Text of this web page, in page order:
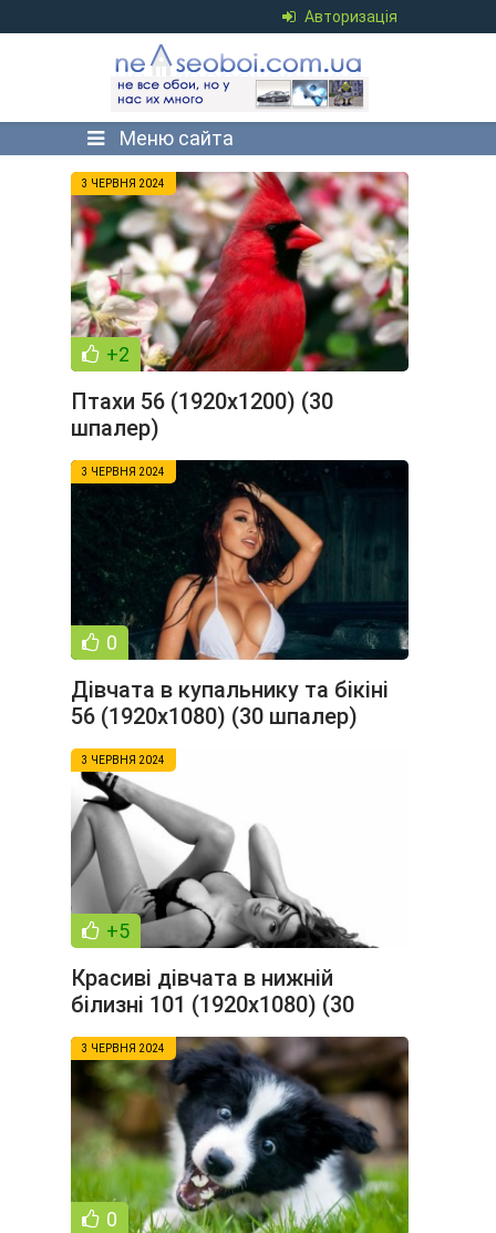
Авторизація
Меню сайта
3 ЧЕРВНЯ 2024
+2
Птахи 56 (1920x1200) (30
шпалер)
3 ЧЕРВНЯ 2024
0
Дівчата в купальнику та бікіні
56 (1920x1080) (30 шпалер)
3 ЧЕРВНЯ 2024
+5
Красиві дівчата в нижній
білизні 101 (1920x1080) (30
шпалер)
3 ЧЕРВНЯ 2024
0